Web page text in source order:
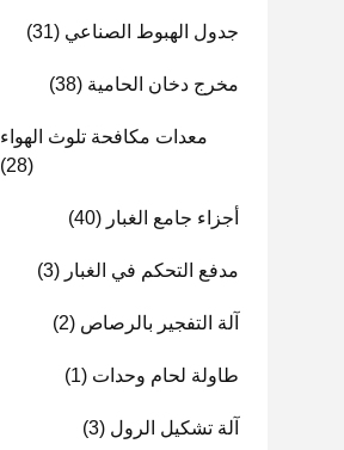
جدول الهبوط الصناعي (31)
مخرج دخان الحامية (38)
معدات مكافحة تلوث الهواء
(28)
أجزاء جامع الغبار (40)
مدفع التحكم في الغبار (3)
آلة التفجير بالرصاص (2)
طاولة لحام وحدات (1)
آلة تشكيل الرول (3)